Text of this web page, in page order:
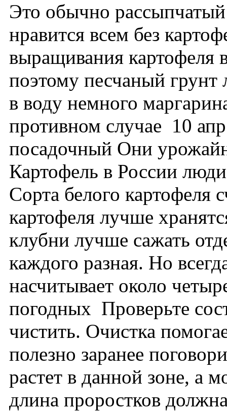
Это обычно
нравится всем без
выращивания картофеля
поэтому песчаный грунт
в воду немного
противном случае 10
посадочный Они
Картофель в России
Сорта белого картофеля
картофеля лучше
клубни лучше сажать
каждого разная. Но
насчитывает около
погодных Проверьте
чистить. Очистка
полезно заранее
растет в данной зоне, а
длина проростков